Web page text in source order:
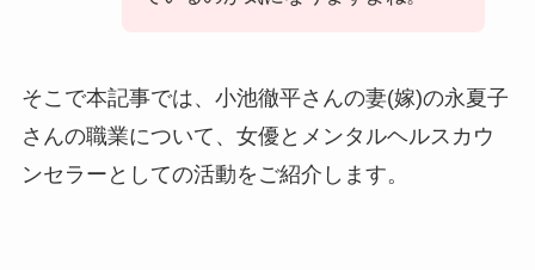
そこで本記事では、小池徹平さんの妻(嫁)の永夏子
さんの職業について、女優とメンタルヘルスカウ
ンセラーとしての活動をご紹介します。